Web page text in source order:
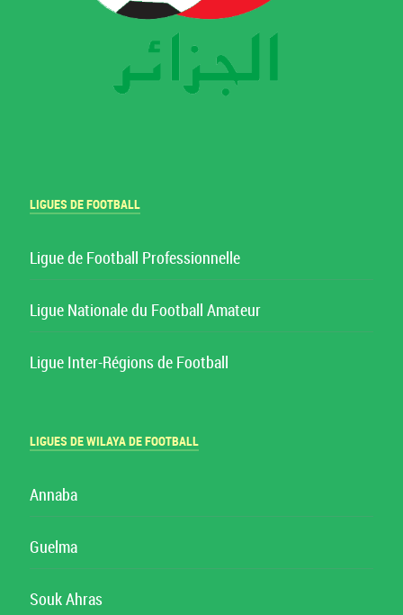
LIGUES DE FOOTBALL
Ligue de Football Professionnelle
Ligue Nationale du Football Amateur
Ligue Inter-Régions de Football
LIGUES DE WILAYA DE FOOTBALL
Annaba
Guelma
Souk Ahras